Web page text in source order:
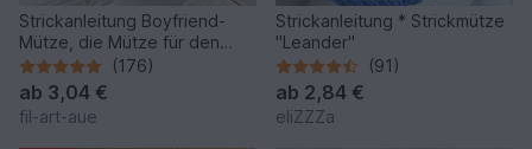
Strickanleitung Boyfriend-
Mütze, die Mütze für den
Mann, Einheitsgrösse
(176)
ab 3,04 €
fil-art-aue
Strickanleitung * Strickmütze
"Leander"
(91)
ab 2,84 €
eliZZZa